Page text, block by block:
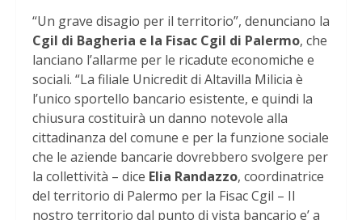
“Un grave disagio per il territorio”, denunciano la
Cgil di Bagheria e la Fisac Cgil di Palermo, che
lanciano l’allarme per le ricadute economiche e
sociali. “La filiale Unicredit di Altavilla Milicia è
l’unico sportello bancario esistente, e quindi la
chiusura costituirà un danno notevole alla
cittadinanza del comune e per la funzione sociale
che le aziende bancarie dovrebbero svolgere per
la collettività – dice Elia Randazzo, coordinatrice
del territorio di Palermo per la Fisac Cgil – Il
nostro territorio dal punto di vista bancario e’ a